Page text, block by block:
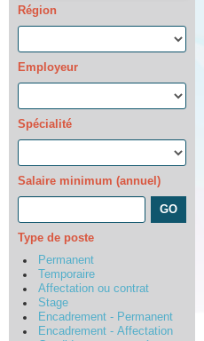
Région
Employeur
Spécialité
Salaire minimum (annuel)
Type de poste
Permanent
Temporaire
Affectation ou contrat
Stage
Encadrement - Permanent
Encadrement - Affectation